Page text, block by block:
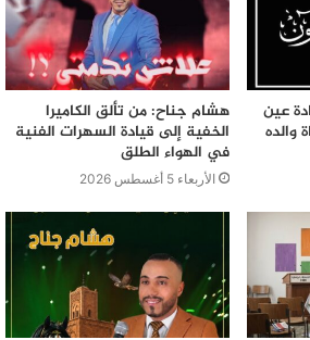
حذف اسم المغرب
شعار كأس إفريقيا للسيدات
عين
والده
هشام جناح: من تألق الكاميرا
الخفية إلى قيادة السهرات الفنية
في الهواء الطلق
الأربعاء 5 أغسطس 2026